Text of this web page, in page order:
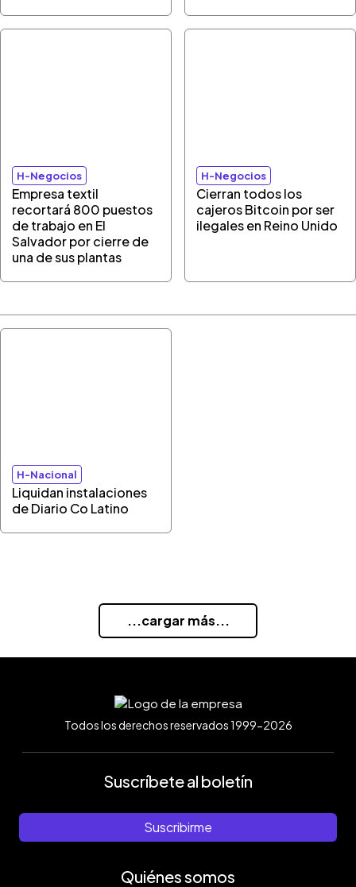
H-Negocios
Empresa textil
recortará 800 puestos
de trabajo en El
Salvador por cierre de
una de sus plantas
H-Negocios
Cierran todos los
cajeros Bitcoin por ser
ilegales en Reino Unido
H-Nacional
Liquidan instalaciones
de Diario Co Latino
...cargar más...
Todos los derechos reservados 1999-2026
Suscríbete al boletín
Suscribirme
Quiénes somos